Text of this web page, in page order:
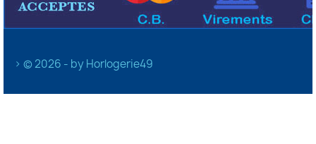
> © 2026 - by Horlogerie49